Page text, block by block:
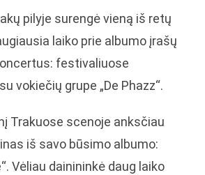
pilyje surengė vieną iš retų
laiko prie albumo įrašų
festivaliuose
vokiečių grupe „De Phazz“.
Trakuose scenoje anksčiau
iš savo būsimo albumo:
Vėliau dainininkė daug laiko